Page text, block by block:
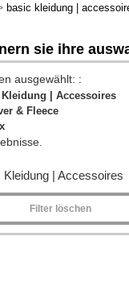
basic kleidung |
sie ihre
ausgewählt: :
Kleidung | Accessoires
& Fleece
Kleidung | Accessoires
Filter löschen